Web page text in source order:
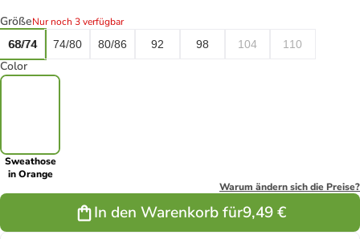
GrößeNur noch 3 verfügbar
68/74
74/80 80/86 92 98 104 110
Color
Sweathose
in Orange
Warum ändern sich die Preise?
In den Warenkorb für9,49 €